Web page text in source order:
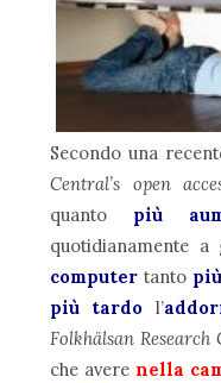
Secondo una
Central’s open
quanto più
quotidianamente a
computer tanto
più tardo l’
Folkhälsan
che averenella